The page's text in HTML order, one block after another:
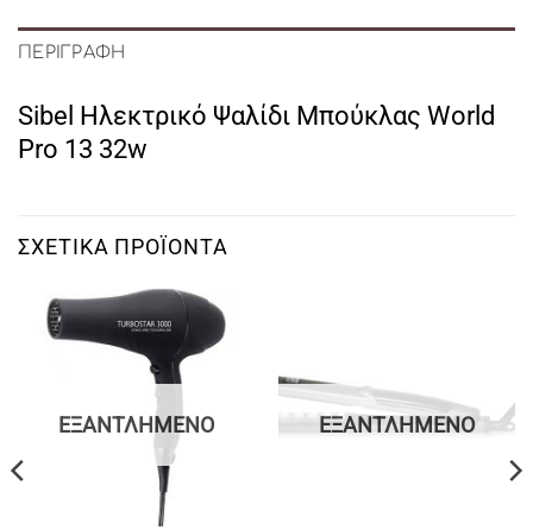
ΠΕΡΙΓΡΑΦΉ
Sibel Ηλεκτρικό Ψαλίδι Μπούκλας World
Pro 13 32w
ΣΧΕΤΙΚΆ ΠΡΟΪΌΝΤΑ
ΕΞΑΝΤΛΗΜΈΝΟ ΕΞΑΝΤΛΗΜΈΝΟ